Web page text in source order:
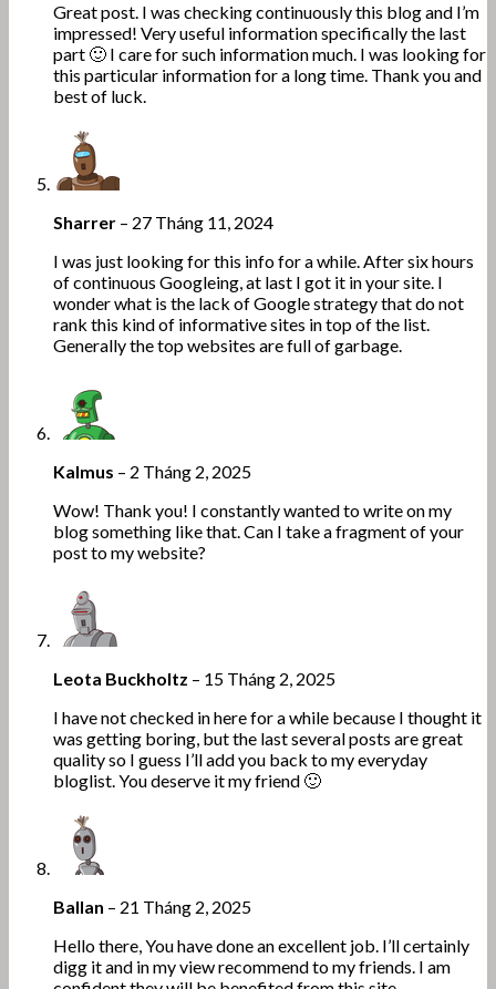
Great post. I was checking continuously this blog and I’m
impressed! Very useful information specifically the last
part 🙂 I care for such information much. I was looking for
this particular information for a long time. Thank you and
best of luck.
Sharrer – 27 Tháng 11, 2024
I was just looking for this info for a while. After six hours
of continuous Googleing, at last I got it in your site. I
wonder what is the lack of Google strategy that do not
rank this kind of informative sites in top of the list.
Generally the top websites are full of garbage.
Kalmus – 2 Tháng 2, 2025
Wow! Thank you! I constantly wanted to write on my
blog something like that. Can I take a fragment of your
post to my website?
Leota Buckholtz – 15 Tháng 2, 2025
I have not checked in here for a while because I thought it
was getting boring, but the last several posts are great
quality so I guess I’ll add you back to my everyday
bloglist. You deserve it my friend 🙂
Ballan – 21 Tháng 2, 2025
Hello there, You have done an excellent job. I’ll certainly
digg it and in my view recommend to my friends. I am